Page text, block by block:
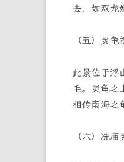
去，如双龙
（五）灵龟
此景位于浮
毛。灵龟之
相传南海之
（六）冼庙